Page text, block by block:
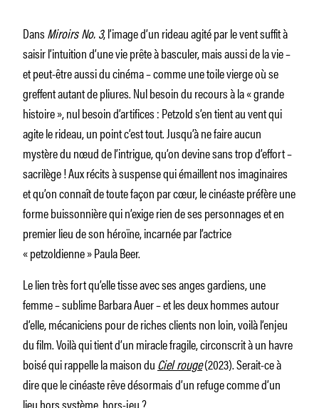
DansMiroirs No. 3, l’image d’un rideau agité par le vent suffit à
saisir l’intuition d’une vie prête à basculer, mais aussi de la vie –
et peut-être aussi du cinéma – comme une toile vierge où se
greffent autant de pliures. Nul besoin du recours à la « grande
histoire », nul besoin d’artifices : Petzold s’en tient au vent qui
agite le rideau, un point c’est tout. Jusqu’à ne faire aucun
mystère du nœud de l’intrigue, qu’on devine sans trop d’effort –
sacrilège ! Aux récits à suspense qui émaillent nos imaginaires
et qu’on connaît de toute façon par cœur, le cinéaste préfère une
forme buissonnière qui n’exige rien de ses personnages et en
premier lieu de son héroïne, incarnée par l’actrice
« petzoldienne » Paula Beer.
Le lien très fort qu’elle tisse avec ses anges gardiens, une
femme – sublime Barbara Auer – et les deux hommes autour
d’elle, mécaniciens pour de riches clients non loin, voilà l’enjeu
du film. Voilà qui tient d’un miracle fragile, circonscrit à un havre
boisé qui rappelle la maison duCiel rouge(2023). Serait-ce à
dire que le cinéaste rêve désormais d’un refuge comme d’un
lieu hors système, hors-jeu ?